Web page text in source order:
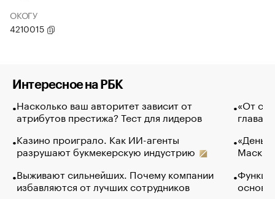
ОКОГУ
4210015
Интересное на РБК
Насколько ваш авторитет зависит от
атрибутов престижа? Тест для лидеров
Казино проиграло. Как ИИ-агенты
разрушают букмекерскую индустрию
Выживают сильнейших. Почему компании
избавляются от лучших сотрудников
«От
глава
Маск в
основ